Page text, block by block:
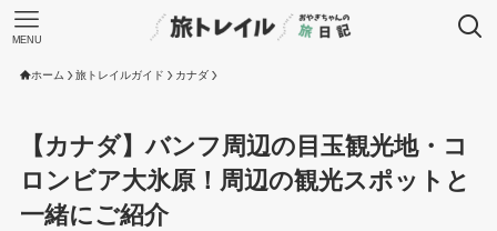
MENU
ホーム 旅トレイルガイド カナダ
【カナダ】バンフ周辺の目玉観光地・コ
ロンビア大氷原！周辺の観光スポットと
一緒にご紹介